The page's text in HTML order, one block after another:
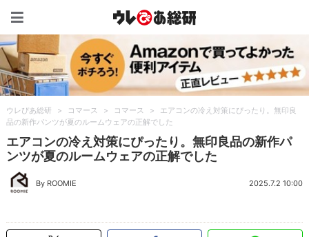
ウレぴあ総研 > コマース > コマース >
エアコンの冷え対策にぴったり。無印良
品の新作パンツが夏のルームウェアの正解でした
エアコンの冷え対策にぴったり。無印良品の新作パ
ンツが夏のルームウェアの正解でした
By ROOMIE 2025.7.2 10:00